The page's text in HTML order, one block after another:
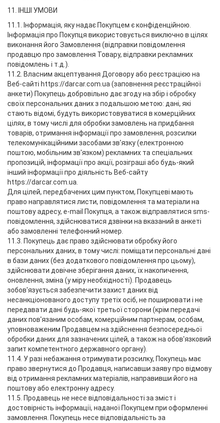
11. ІНШІ УМОВИ
11.1. Інформація, яку надає Покупцем є конфіденційною.
Інформація про Покупця використовується виключно в цілях
виконання його Замовлення (відправки повідомлення
продавцю про замовлення Товару, відправки рекламних
повідомлень і т.д.).
11.2. Власним акцептування Договору або реєстрацією на
Веб-сайті https://darcar.com.ua (заповнення реєстраційної
анкети) Покупець добровільно дає згоду на збір і обробку
своїх персональних даних з подальшою метою: дані, які
стають відомі, будуть використовуватися в комерційних
цілях, в тому числі для обробки замовлень на придбання
товарів, отримання інформації про замовлення, розсилки
телекомунікаційними засобами зв'язку (електронною
поштою, мобільним зв'язком) рекламних та спеціальних
пропозицій, інформації про акції, розіграші або будь-який
інший інформації про діяльність Веб-сайту
https://darcar.com.ua.
Для цілей, передбачених цим пунктом, Покупцеві мають
право направлятися листи, повідомлення та матеріали на
поштову адресу, e-mail Покупця, а також відправлятися sms-
повідомлення, здійснюватися дзвінки на вказаний в анкеті
або замовленні телефонний номер.
11.3. Покупець дає право здійснювати обробку його
персональних даних, в тому числі: поміщати персональні дані
в бази даних (без додаткового повідомлення про цьому),
здійснювати довічне зберігання даних, їх накопичення,
оновлення, зміна (у міру необхідності). Продавець
зобов'язується забезпечити захист даних від
несанкціонованого доступу третіх осіб, не поширювати і не
передавати дані будь-якої третьої сторони (крім передачі
даних пов'язаним особам, комерційним партнерам, особам,
уповноваженим Продавцем на здійснення безпосередньої
обробки даних для зазначених цілей, а також на обов'язковий
запит компетентного державного органу).
11.4. У разі небажання отримувати розсилку, Покупець має
право звернутися до Продавця, написавши заяву про відмову
від отримання рекламних матеріалів, направивши його на
поштову або електронну адресу.
11.5. Продавець не несе відповідальності за зміст і
достовірність інформації, наданої Покупцем при оформленні
замовлення. Покупець несе відповідальність за